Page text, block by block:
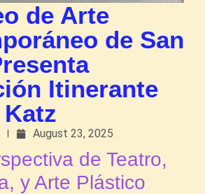
de Arte
de San
Itinerante
August 23, 2025
de Teatro,
y Arte Plástico